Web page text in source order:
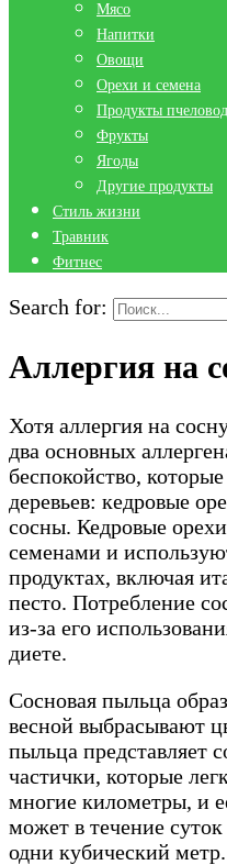
Мясо
Напитки
Овощи
Орехи и семена
Продукты
Фрукты
Ягоды
Другие продукты
Стиль жизни
Травник
Фитнес
Search for:
Аллергия на
Хотя аллергия на
два основных
беспокойство,
деревьев: кедровые
сосны. Кедровые
семенами и
продуктах, включая
песто. Потребление
из-за его
диете.
Сосновая пыльца
весной выбрасывают
пыльца представляет
частички, которые
многие километры, и
может в течение суток
одни кубический метр.